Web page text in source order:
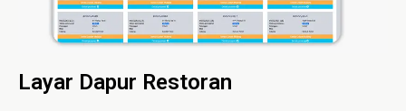
Layar Dapur Restoran